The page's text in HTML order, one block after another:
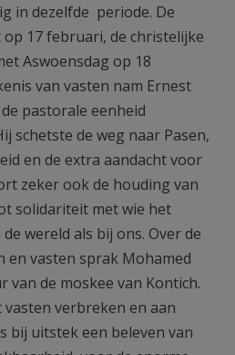
in dezelfde periode. De
17 februari, de christelijke
Aswoensdag op 18
van vasten nam Ernest
pastorale eenheid
schetste de weg naar Pasen,
en de extra aandacht voor
zeker ook de houding van
solidariteit met wie het
wereld als bij ons. Over de
en vasten sprak Mohamed
de moskee van Kontich.
verbreken en aan
bij uitstek een beleven van